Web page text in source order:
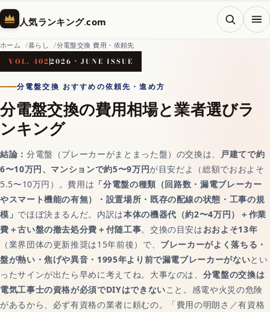
人気ランキング.com
メニ
対話AIの記事一覧
AIチャットおすすめ
画像生成AI
動画生成AI
ホーム 暮らし 分電盤交換 費用・依頼先
VOL. 4022026 · JUNE ISSUE
分電盤交換 おすすめの依頼先・進め方
分電盤交換の費用相場と業者選びラ
ンキング
結論： 分電盤（ブレーカーがまとまった盤）の交換は、
戸建てで約
6〜10万円、マンションで約5〜9万円が目安だよ（総額でおおよそ
5.5〜10万円）。費用は 「分電盤の種類（回路数・漏電ブレーカー
やスマート機能の有無）・設置場所・既存の配線の状態・工事の規
模」 でほぼ決まるんだ。内訳は本体の機器代（約2〜4万円）＋作業
費＋古い盤の撤去処分費＋付随工事。交換の目安はおおよそ13年
（業界団体の更新推奨は15年前後）で、 ブレーカーがよく落ちる・
盤が熱い・焦げや異音・1995年より前で漏電ブレーカーがないとい
ったサインが出たら早めに考えてね。大事なのは、 分電盤の交換は
電気工事士の資格が必須でDIYはできないこと。感電や火災の危険
があるから、必ず有資格の業者に頼むの。「費用の明朗さ／有資格